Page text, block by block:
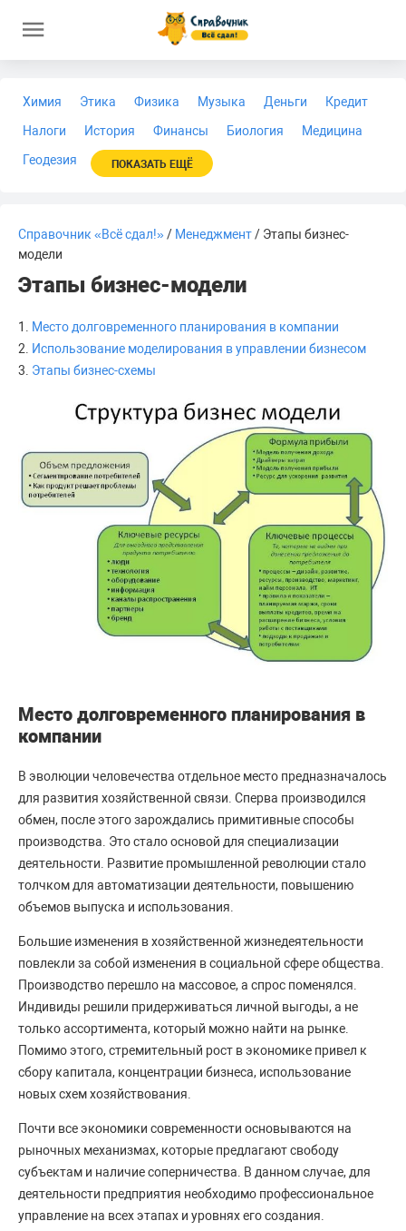
Химия Этика Физика Музыка Деньги
Кредит
Налоги
История Финансы Биология
Медицина
Геодезия
ПОКАЗАТЬ ЕЩЁ
Справочник «Всё сдал!»/ Менеджмент/ Этапы бизнес-
модели
Этапы бизнес-модели
1.
Место долговременного планирования в компании
2.
Использование моделирования в управлении бизнесом
3. Этапы бизнес-схемы
Место долговременного планирования в
компании
В эволюции человечества отдельное место предназначалось
для развития хозяйственной связи. Сперва производился
обмен, после этого зарождались примитивные способы
производства. Это стало основой для специализации
деятельности. Развитие промышленной революции стало
толчком для автоматизации деятельности, повышению
объемов выпуска и использования.
Большие изменения в хозяйственной жизнедеятельности
повлекли за собой изменения в социальной сфере общества.
Производство перешло на массовое, а спрос поменялся.
Индивиды решили придерживаться личной выгоды, а не
только ассортимента, который можно найти на рынке.
Помимо этого, стремительный рост в экономике привел к
сбору капитала, концентрации бизнеса, использование
новых схем хозяйствования.
Почти все экономики современности основываются на
рыночных механизмах, которые предлагают свободу
субъектам и наличие соперничества. В данном случае, для
деятельности предприятия необходимо профессиональное
управление на всех этапах и уровнях его создания.